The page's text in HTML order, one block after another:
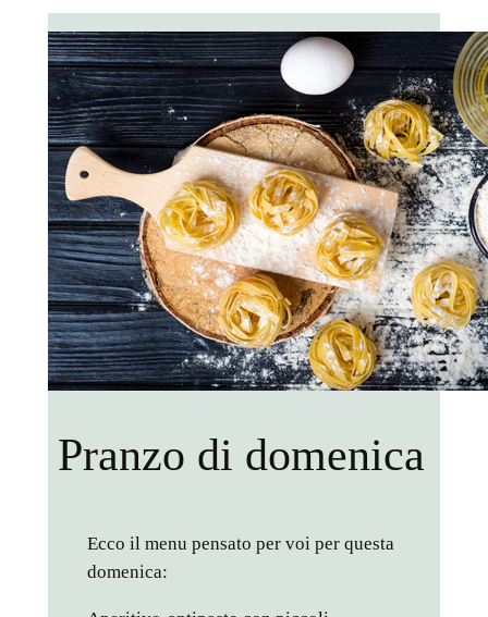
Pranzo di domenica
Ecco il menu pensato per voi per questa
domenica: